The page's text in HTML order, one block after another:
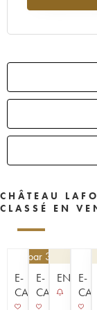
CHÂTEAU
CLASSÉ EN
E-
CAVISTE
par 3 | -10%
E-
CAVISTE
E-